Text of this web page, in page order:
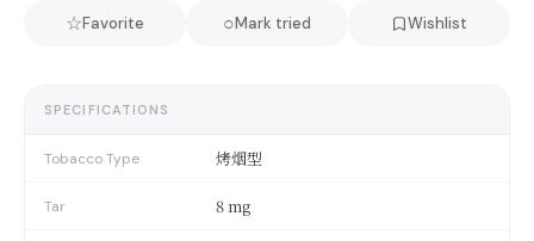
☆Favorite ○Mark tried Wishlist
SPECIFICATIONS
Tobacco Type 烤烟型
Tar 8 mg